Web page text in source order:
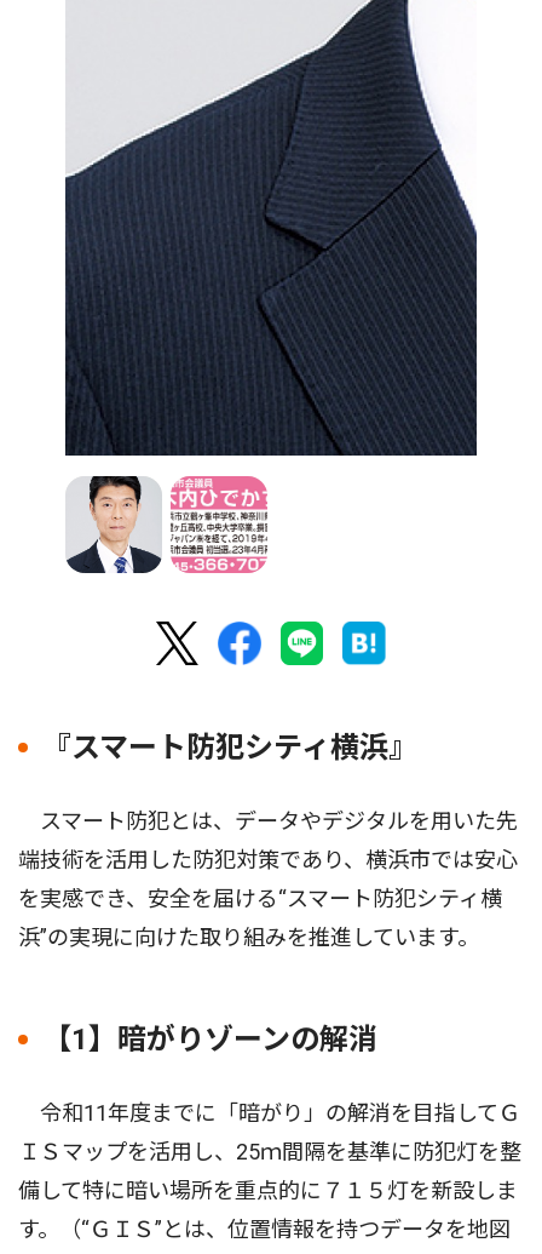
『スマート防犯シティ横浜』
スマート防犯とは、データやデジタルを用いた先
端技術を活用した防犯対策であり、横浜市では安心
を実感でき、安全を届ける“スマート防犯シティ横
浜”の実現に向けた取り組みを推進しています。
【1】暗がりゾーンの解消
令和11年度までに「暗がり」の解消を目指してＧ
ＩＳマップを活用し、25ｍ間隔を基準に防犯灯を整
備して特に暗い場所を重点的に７１５灯を新設しま
す。（“ＧＩＳ”とは、位置情報を持つデータを地図